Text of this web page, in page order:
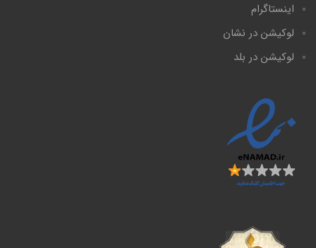
اینستاگرام
لوکیشن در نشان
لوکیشن در بلد